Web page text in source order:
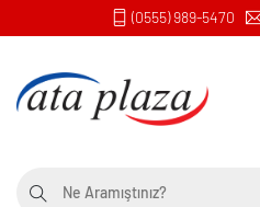
(0555) 989-5470